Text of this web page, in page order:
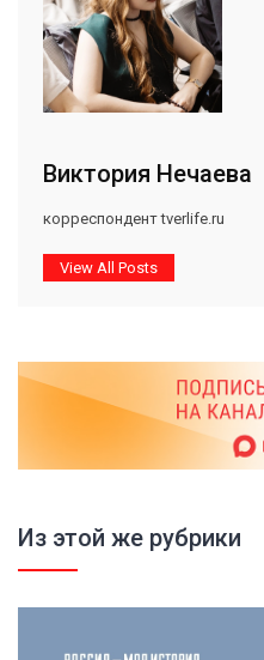
Виктория Нечаева
корреспондент tverlife.ru
View All Posts
Из этой же рубрики